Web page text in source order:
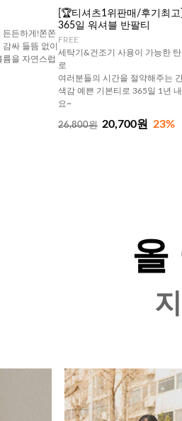
든든하게!쫀쫀
싸 들뜸 없이
을 자연스럽
[🏆티셔츠1위판매/후기최고
365일 워셔블 반팔티
FREE
세탁기&건조기 사용이 가능한
로
여러분들의 시간을 절약해주는
색감 예쁜 기본티로 365일 1년
요~
26,800원 20,700원 23%
올